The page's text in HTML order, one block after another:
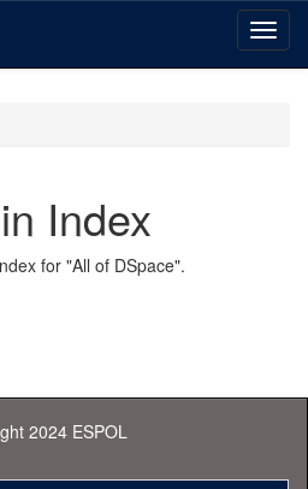
Index
for "All of DSpace".
2024 ESPOL